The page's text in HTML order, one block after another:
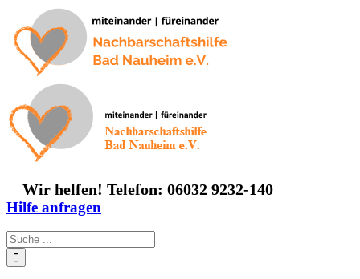
Inhalt
springen
Wir helfen! Telefon: 06032 9232-140
Hilfe anfragen
Suche
nach: